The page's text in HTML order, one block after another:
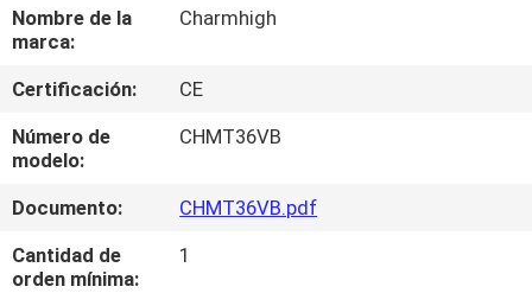
SOBRE
NOSOTROS
VISITA
A
LA
FÁBRICA
Nombre de la
marca:
Charmhigh
Certificación:
CE
Número de
modelo:
CHMT36VB
Documento:
CHMT36VB.pdf
Cantidad de
orden mínima:
1